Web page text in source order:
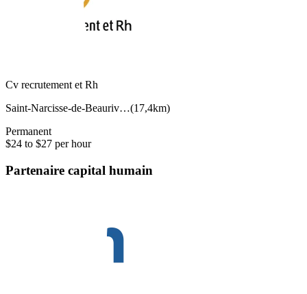
Cv recrutement et Rh
Saint-Narcisse-de-Beauriv…(17,4km)
Permanent
$24 to $27 per hour
Partenaire capital humain